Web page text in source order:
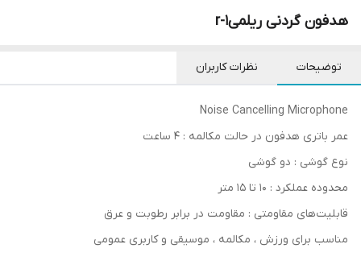
هدفون گردنی ریلمیr-1
توضیحات نظرات کاربران
Noise Cancelling Microphone
عمر باتری هدفون در حالت مکالمه : 4 ساعت
نوع گوشی : دو گوشی
محدوده عملکرد : 10 تا 15 متر
قابلیت‌های مقاومتی : مقاومت در برابر رطوبت و عرق
مناسب برای ورزش ، مکالمه ، موسیقی و کاربری عمومی